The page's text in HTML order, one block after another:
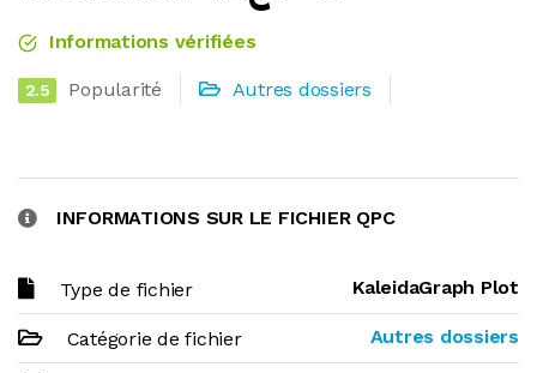
Informations vérifiées
2.5 Popularité Autres dossiers
INFORMATIONS SUR LE FICHIER QPC
Type de fichier KaleidaGraph Plot
Catégorie de fichier Autres dossiers